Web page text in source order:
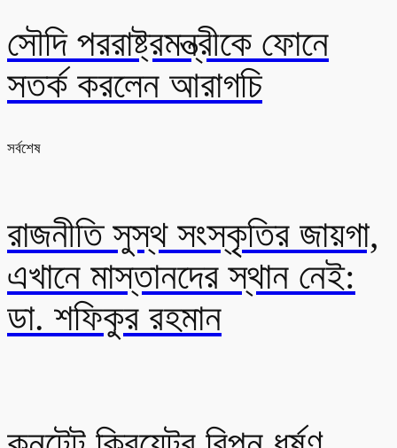
সৌদি পররাষ্ট্রমন্ত্রীকে ফোনে
সতর্ক করলেন আরাগচি
সর্বশেষ
রাজনীতি সুস্থ সংস্কৃতির জায়গা,
এখানে মাস্তানদের স্থান নেই:
ডা. শফিকুর রহমান